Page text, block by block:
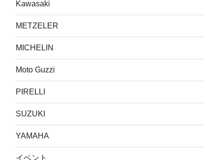
Kawasaki
METZELER
MICHELIN
Moto Guzzi
PIRELLI
SUZUKI
YAMAHA
イベント